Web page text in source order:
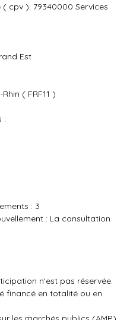
cpv ): 79340000 Services
Est
( FRF11 )
:
: 3
: La consultation
n'est pas réservée.
financé en totalité ou en